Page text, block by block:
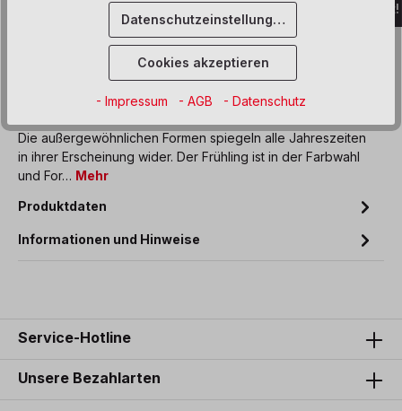
Benachrichtigt werden, sobald Artikel wieder lieferbar ist!
Zum Merkzettel hinzufügen
Beschreibung
Die außergewöhnlichen Formen spiegeln alle Jahreszeiten
in ihrer Erscheinung wider. Der Frühling ist in der Farbwahl
und For… Mehr
Produktdaten
Informationen und Hinweise
Service-Hotline
Unsere Bezahlarten
Datenschutzeinstellungen
Cookies akzeptieren
- Impressum - AGB - Datenschutz